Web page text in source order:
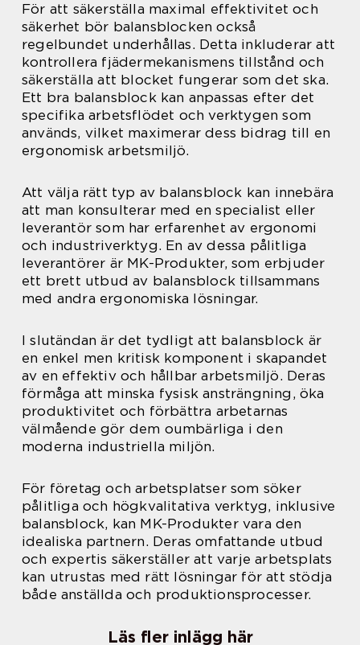
För att säkerställa maximal effektivitet och
säkerhet bör balansblocken också
regelbundet underhållas. Detta inkluderar att
kontrollera fjädermekanismens tillstånd och
säkerställa att blocket fungerar som det ska.
Ett bra balansblock kan anpassas efter det
specifika arbetsflödet och verktygen som
används, vilket maximerar dess bidrag till en
ergonomisk arbetsmiljö.
Att välja rätt typ av balansblock kan innebära
att man konsulterar med en specialist eller
leverantör som har erfarenhet av ergonomi
och industriverktyg. En av dessa pålitliga
leverantörer är MK-Produkter, som erbjuder
ett brett utbud av balansblock tillsammans
med andra ergonomiska lösningar.
I slutändan är det tydligt att balansblock är
en enkel men kritisk komponent i skapandet
av en effektiv och hållbar arbetsmiljö. Deras
förmåga att minska fysisk ansträngning, öka
produktivitet och förbättra arbetarnas
välmående gör dem oumbärliga i den
moderna industriella miljön.
För företag och arbetsplatser som söker
pålitliga och högkvalitativa verktyg, inklusive
balansblock, kan MK-Produkter vara den
idealiska partnern. Deras omfattande utbud
och expertis säkerställer att varje arbetsplats
kan utrustas med rätt lösningar för att stödja
både anställda och produktionsprocesser.
Läs fler inlägg här